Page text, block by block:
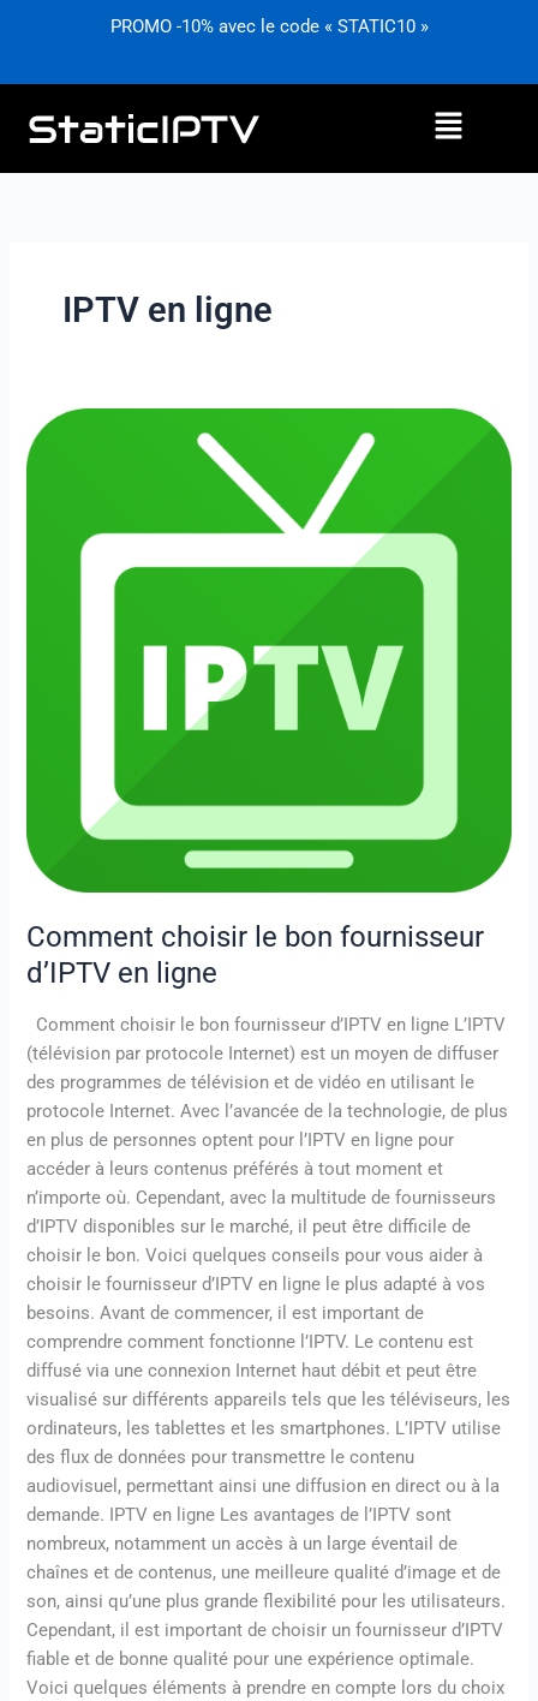
PROMO -10% avec le code « STATIC10 »
Menu
IPTV en ligne
Comment choisir le bon fournisseur
d’IPTV en ligne
Comment choisir le bon fournisseur d’IPTV en ligne L’IPTV
(télévision par protocole Internet) est un moyen de diffuser
des programmes de télévision et de vidéo en utilisant le
protocole Internet. Avec l’avancée de la technologie, de plus
en plus de personnes optent pour l’IPTV en ligne pour
accéder à leurs contenus préférés à tout moment et
n’importe où. Cependant, avec la multitude de fournisseurs
d’IPTV disponibles sur le marché, il peut être difficile de
choisir le bon. Voici quelques conseils pour vous aider à
choisir le fournisseur d’IPTV en ligne le plus adapté à vos
besoins. Avant de commencer, il est important de
comprendre comment fonctionne l’IPTV. Le contenu est
diffusé via une connexion Internet haut débit et peut être
visualisé sur différents appareils tels que les téléviseurs, les
ordinateurs, les tablettes et les smartphones. L’IPTV utilise
des flux de données pour transmettre le contenu
audiovisuel, permettant ainsi une diffusion en direct ou à la
demande. IPTV en ligne Les avantages de l’IPTV sont
nombreux, notamment un accès à un large éventail de
chaînes et de contenus, une meilleure qualité d’image et de
son, ainsi qu’une plus grande flexibilité pour les utilisateurs.
Cependant, il est important de choisir un fournisseur d’IPTV
fiable et de bonne qualité pour une expérience optimale.
Voici quelques éléments à prendre en compte lors du choix
Comment
choisir
fournisseur